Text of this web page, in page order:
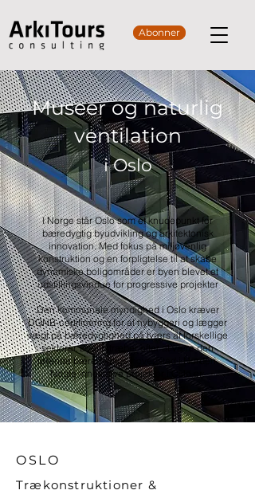
Abonner
I Norge står Oslo som et knudepunkt for
bæredygtig byudvikling og arkitektonisk
innovation. Med fokus på miljøvenlig
konstruktion og en forpligtelse til at skabe
dynamiske boligområder er byen blevet et
udstillingsvindue for progressive projekter
Den kommunale myndighed i Oslo kræver
DGNB-certificering for al nybyggeri og lægger
vægt på bæredygtighed på tværs af forskellige
sektorer. Byen stræber efter at være den
førende bæredygtige hovedstad i Norden.
Nogle innovative projekter i Oslo er:
Museer og naturlig
ventilation
i Oslo
OSLO
Trækonstruktioner &